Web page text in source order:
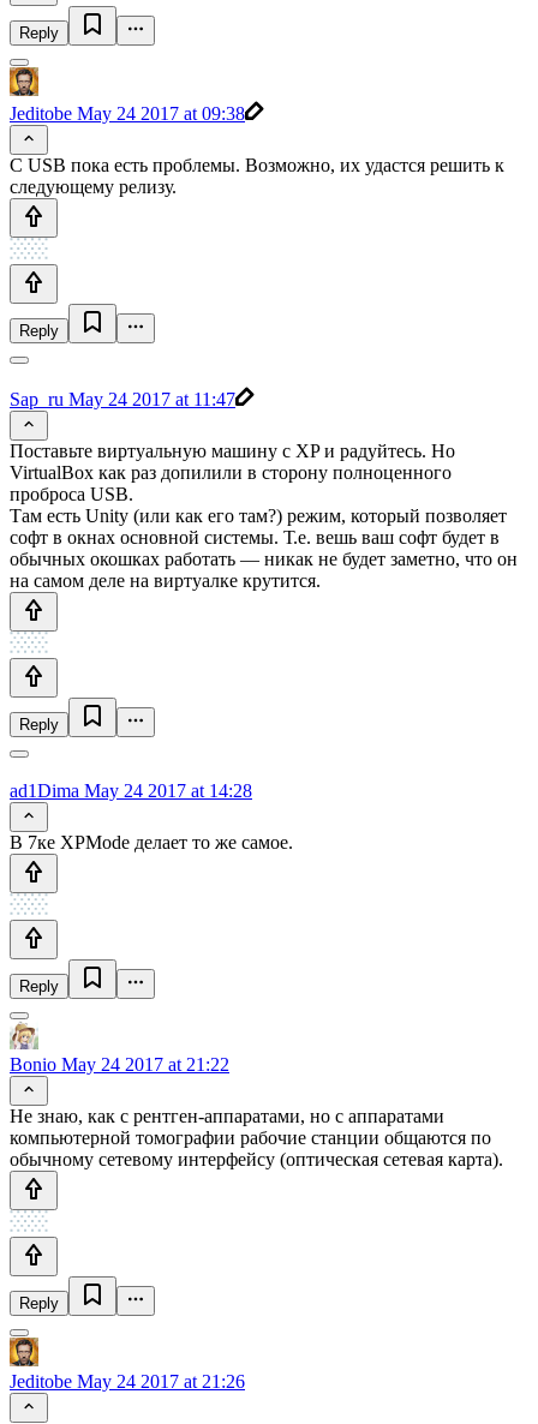
Reply
Jeditobe May 24 2017 at 09:38
С USB пока есть проблемы. Возможно, их удастся решить к
следующему релизу.
Reply
Sap_ru May 24 2017 at 11:47
Поставьте виртуальную машину с XP и радуйтесь. Но
VirtualBox как раз допилили в сторону полноценного
проброса USB.
Там есть Unity (или как его там?) режим, который позволяет
софт в окнах основной системы. Т.е. вешь ваш софт будет в
обычных окошках работать — никак не будет заметно, что он
на самом деле на виртуалке крутится.
Reply
ad1Dima May 24 2017 at 14:28
В 7ке XPMode делает то же самое.
Reply
Bonio May 24 2017 at 21:22
Не знаю, как с рентген-аппаратами, но с аппаратами
компьютерной томографии рабочие станции общаются по
обычному сетевому интерфейсу (оптическая сетевая карта).
Reply
Jeditobe May 24 2017 at 21:26